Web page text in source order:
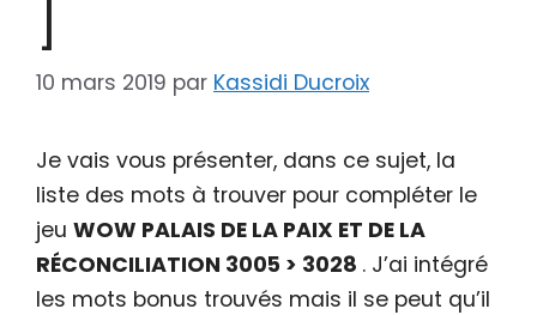
10 mars 2019 par Kassidi Ducroix
Je vais vous présenter, dans ce sujet, la
liste des mots à trouver pour compléter le
jeu WOW PALAIS DE LA PAIX ET DE LA
RÉCONCILIATION 3005 > 3028 . J’ai intégré
les mots bonus trouvés mais il se peut qu’il